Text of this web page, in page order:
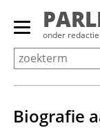
Overslaan
Primair
menu
tonen/
onder
Biografie